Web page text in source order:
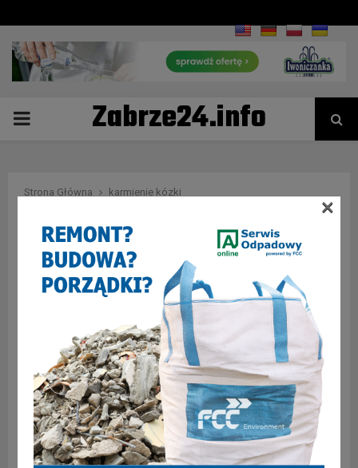
PRIMARYZabrze24.info
Strona Główna karmienie kózki
Tag : karmienie kózki ×